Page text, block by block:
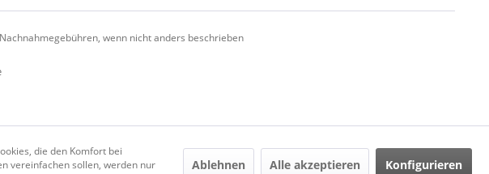
wenn nicht anders beschrieben
die den Komfort bei
vereinfachen sollen, werden nur
Ablehnen Alle akzeptieren Konfigurieren